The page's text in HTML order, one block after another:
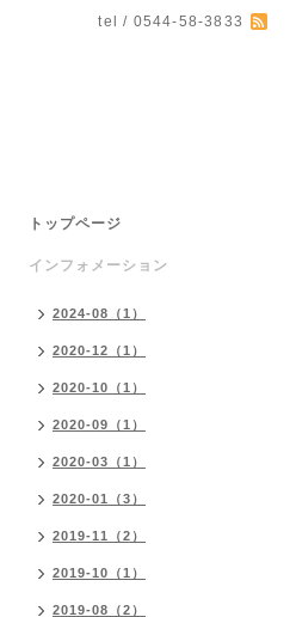
tel / 0544-58-3833
トップページ
インフォメーション
2024-08（1）
2020-12（1）
2020-10（1）
2020-09（1）
2020-03（1）
2020-01（3）
2019-11（2）
2019-10（1）
2019-08（2）